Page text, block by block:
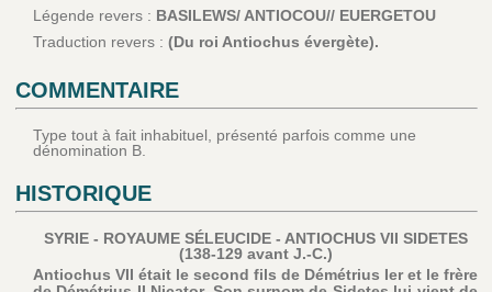
Légende revers : BASILEWS/ ANTIOCOU// EUERGETOU
Traduction revers : (Du roi Antiochus évergète).
COMMENTAIRE
Type tout à fait inhabituel, présenté parfois comme une
dénomination B.
HISTORIQUE
SYRIE - ROYAUME SÉLEUCIDE - ANTIOCHUS VII SIDETES
(138-129 avant J.-C.)
Antiochus VII était le second fils de Démétrius Ier et le frère